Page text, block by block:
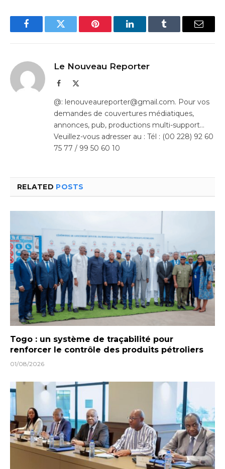
FacebookTwitter Pinterest LinkedInTumblr Email
Le Nouveau Reporter
Facebook
@: lenouveaureporter@gmail.com. Pour vos
demandes de couvertures médiatiques,
annonces, pub, productions multi-support…
Veuillez-vous adresser au : Tél : (00 228) 92 60
75 77 / 99 50 60 10
RELATED POSTS
Togo : un système de traçabilité pour
renforcer le contrôle des produits pétroliers
01/08/2026